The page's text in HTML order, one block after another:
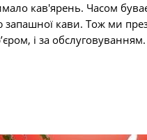
кав'ярень. Часом
кави. Тож ми
і за обслуговуванням.